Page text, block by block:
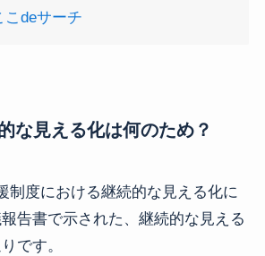
こdeサーチ
な見える化は何のため？
制度における継続的な見える化に
告書で示された、継続的な見える
です。